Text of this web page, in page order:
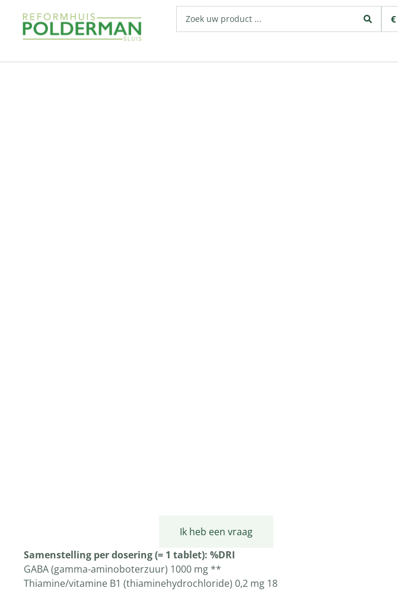
€
Ik heb een vraag
Samenstelling per dosering (= 1 tablet): %DRI
GABA (gamma-aminoboterzuur) 1000 mg **
Thiamine/vitamine B1 (thiaminehydrochloride) 0,2 mg 18